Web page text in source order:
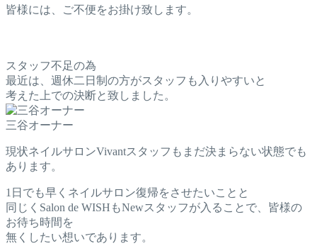
皆様には、ご不便をお掛け致します。
スタッフ不足の為
最近は、週休二日制の方がスタッフも入りやすいと
考えた上での決断と致しました。
三谷オーナー
現状ネイルサロンVivantスタッフもまだ決まらない状態でも
あります。
1日でも早くネイルサロン復帰をさせたいことと
同じくSalon de WISHもNewスタッフが入ることで、皆様の
お待ち時間を
無くしたい想いであります。